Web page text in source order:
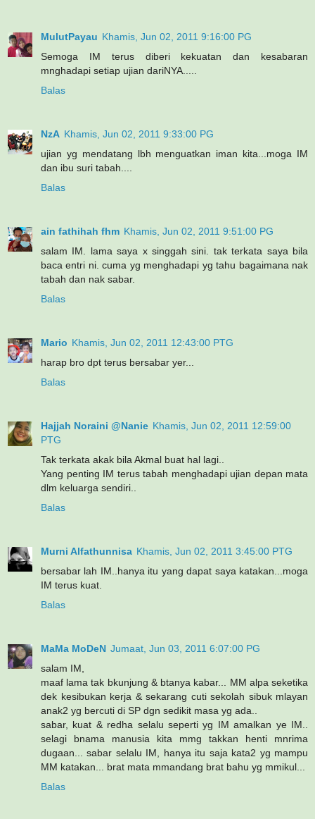
MulutPayau Khamis, Jun 02, 2011 9:16:00 PG
Semoga IM terus diberi kekuatan dan kesabaran
mnghadapi setiap ujian dariNYA.....
Balas
NzA Khamis, Jun 02, 2011 9:33:00 PG
ujian yg mendatang lbh menguatkan iman kita...moga IM
dan ibu suri tabah....
Balas
ain fathihah fhm Khamis, Jun 02, 2011 9:51:00 PG
salam IM. lama saya x singgah sini. tak terkata saya bila
baca entri ni. cuma yg menghadapi yg tahu bagaimana nak
tabah dan nak sabar.
Balas
Mario Khamis, Jun 02, 2011 12:43:00 PTG
harap bro dpt terus bersabar yer...
Balas
Hajjah Noraini @Nanie Khamis, Jun 02, 2011 12:59:00
PTG
Tak terkata akak bila Akmal buat hal lagi..
Yang penting IM terus tabah menghadapi ujian depan mata
dlm keluarga sendiri..
Balas
Murni Alfathunnisa Khamis, Jun 02, 2011 3:45:00 PTG
bersabar lah IM..hanya itu yang dapat saya katakan...moga
IM terus kuat.
Balas
MaMa MoDeN Jumaat, Jun 03, 2011 6:07:00 PG
salam IM,
maaf lama tak bkunjung & btanya kabar... MM alpa seketika
dek kesibukan kerja & sekarang cuti sekolah sibuk mlayan
anak2 yg bercuti di SP dgn sedikit masa yg ada..
sabar, kuat & redha selalu seperti yg IM amalkan ye IM..
selagi bnama manusia kita mmg takkan henti mnrima
dugaan... sabar selalu IM, hanya itu saja kata2 yg mampu
MM katakan... brat mata mmandang brat bahu yg mmikul...
Balas